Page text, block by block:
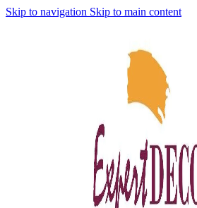
Skip to navigation Skip to main content